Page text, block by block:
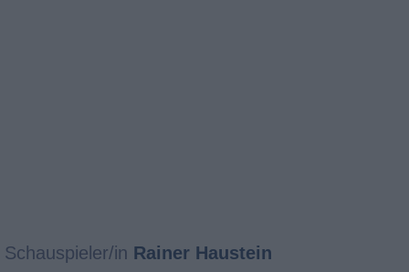
Schauspieler/in Rainer Haustein